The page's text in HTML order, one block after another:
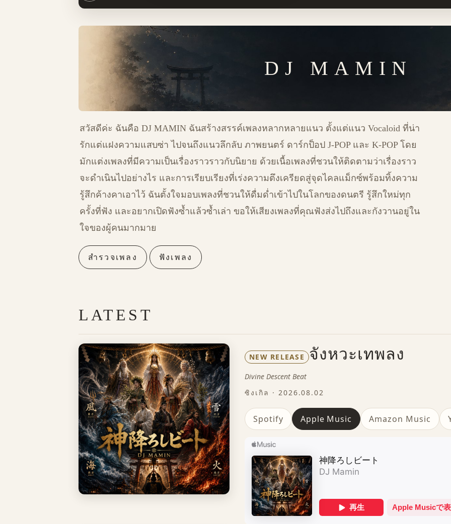
DJ MAMIN
สวัสดีค่ะ ฉันคือ DJ MAMIN ฉันสร้างสรรค์เพลงหลากหลายแนว ตั้งแต่แนว Vocaloid ที่น่า
รักแต่แฝงความแสบซ่า ไปจนถึงแนวลึกลับ ภาพยนตร์ ดาร์กป็อป J-POP และ K-POP โดย
มักแต่งเพลงที่มีความเป็นเรื่องราวราวกับนิยาย ด้วยเนื้อเพลงที่ชวนให้ติดตามว่าเรื่องราว
จะดำเนินไปอย่างไร และการเรียบเรียงที่เร่งความตึงเครียดสู่จุดไคลแม็กซ์พร้อมทิ้งความ
รู้สึกค้างคาเอาไว้ ฉันตั้งใจมอบเพลงที่ชวนให้ดื่มด่ำเข้าไปในโลกของดนตรี รู้สึกใหม่ทุก
ครั้งที่ฟัง และอยากเปิดฟังซ้ำแล้วซ้ำเล่า ขอให้เสียงเพลงที่คุณฟังส่งไปถึงและกังวานอยู่ใน
ใจของผู้คนมากมาย
สำรวจเพลง ฟังเพลง
LATEST
NEW RELEASE จังหวะเทพลง
Divine Descent Beat
ซิงเกิล · 2026.08.02
Spotify Apple Music Amazon Music